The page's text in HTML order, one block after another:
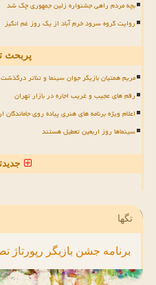
بچه مردم راهی جشنواره زلین جمهوری چک شد
روایت گروه سرود خرم آباد از یک روز غم انگیز
پربحث
مریم همتیان بازیگر جوان سینما و تئاتر درگذشت
رقم های عجیب و غریب اجاره در بازار تهران
اعلام ویژه برنامه های هنری پیاده روی
سینماها روز اربعین تعطیل هستند
تگها
برنامه جشن بازیگر رپورتاژ